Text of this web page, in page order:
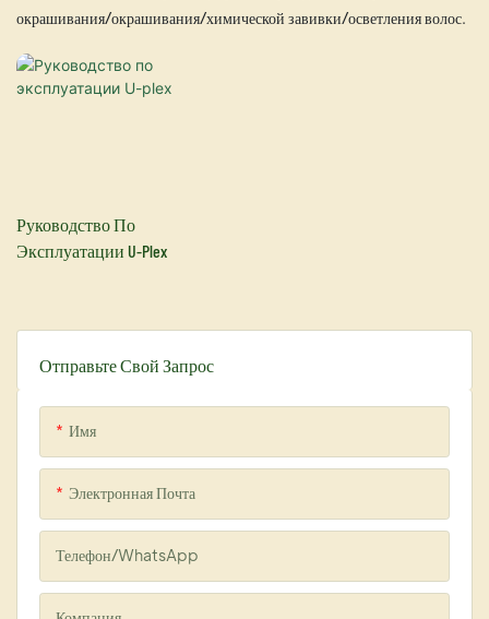
Отправьте Свой Запрос
Имя
Электронная Почта
Телефон/WhatsApp
окрашивания/окрашивания/химической завивки/осветления волос.
Руководство По
Эксплуатации U-Plex